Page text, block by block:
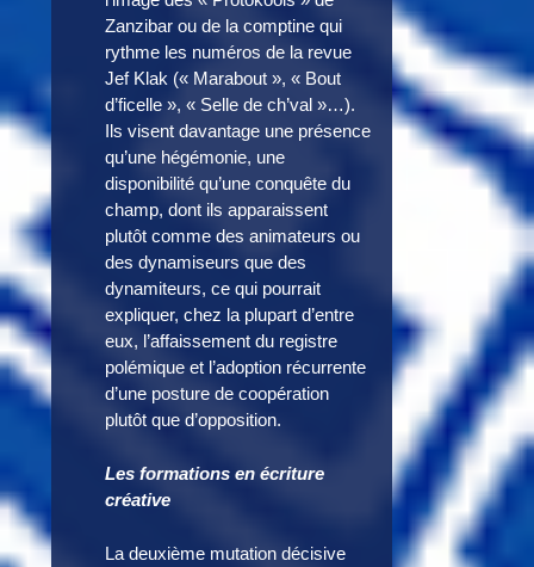
Zanzibar ou de la comptine qui
rythme les numéros de la revue
Jef Klak (« Marabout », « Bout
d’ficelle », « Selle de ch’val »…).
Ils visent davantage une présence
qu’une hégémonie, une
disponibilité qu’une conquête du
champ, dont ils apparaissent
plutôt comme des animateurs ou
des dynamiseurs que des
dynamiteurs, ce qui pourrait
expliquer, chez la plupart d’entre
eux, l’affaissement du registre
polémique et l’adoption récurrente
d’une posture de coopération
plutôt que d’opposition.
Les formations en écriture
créative
La deuxième mutation décisive